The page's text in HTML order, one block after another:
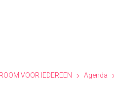
VOOR IEDEREEN Agenda